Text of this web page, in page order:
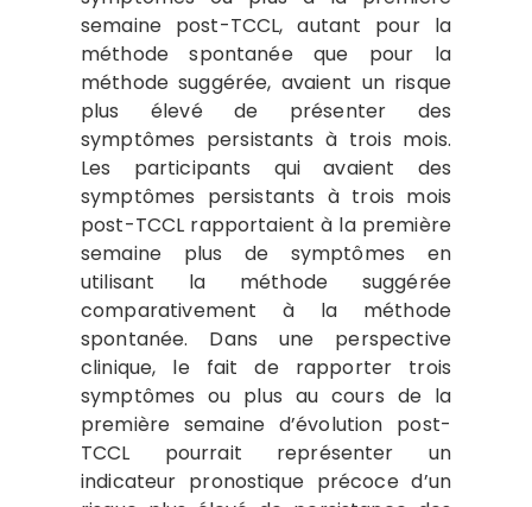
semaine post-TCCL, autant pour la
méthode spontanée que pour la
méthode suggérée, avaient un risque
plus élevé de présenter des
symptômes persistants à trois mois.
Les participants qui avaient des
symptômes persistants à trois mois
post-TCCL rapportaient à la première
semaine plus de symptômes en
utilisant la méthode suggérée
comparativement à la méthode
spontanée. Dans une perspective
clinique, le fait de rapporter trois
symptômes ou plus au cours de la
première semaine d’évolution post-
TCCL pourrait représenter un
indicateur pronostique précoce d’un